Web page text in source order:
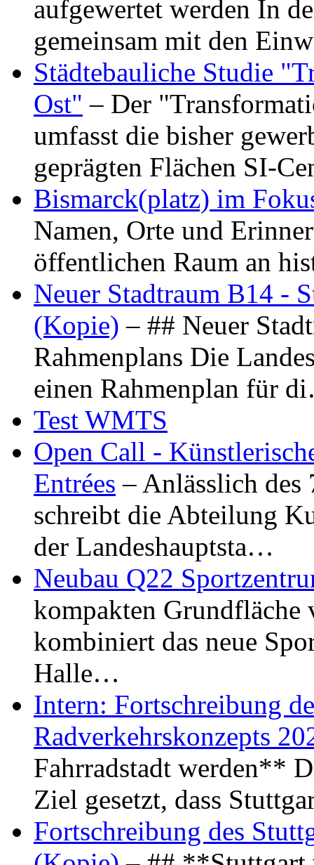
aufgewertet werden In
gemeinsam mit den
Städtebauliche Studie
Ost" – Der
umfasst die bisher
geprägten Flächen SI-
Bismarck(platz) im
Namen, Orte und
öffentlichen Raum an
Neuer Stadtraum B14 -
(Kopie) – ## Neuer
Rahmenplans Die
einen Rahmenplan für
Test WMTS
Open Call -
Entrées – Anlässlich
schreibt die Abteilung
der Landeshauptsta…
Neubau Q22
kompakten Grundfläche
kombiniert das neue
Halle…
Intern: Fortschreibung
Radverkehrskonzepts
Fahrradstadt werden**
Ziel gesetzt, dass
Fortschreibung des